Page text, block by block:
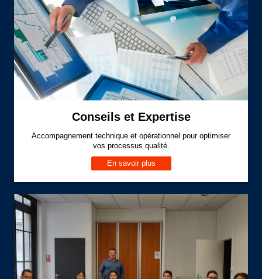
Conseils et Expertise
Accompagnement technique et opérationnel pour optimiser
vos processus qualité.
En savoir plus